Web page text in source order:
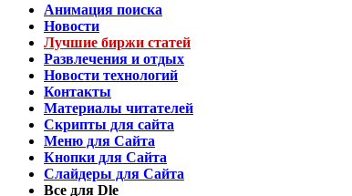
Анимация поиска
Новости
Лучшие биржи статей
Развлечения и отдых
Новости технологий
Контакты
Материалы читателей
Скрипты для сайта
Меню для Сайта
Кнопки для Сайта
Слайдеры для Сайта
Все для Dle